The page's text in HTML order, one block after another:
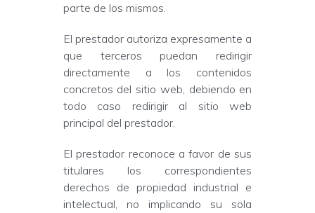
parte de los mismos.
El prestador autoriza expresamente a
que terceros puedan redirigir
directamente a los contenidos
concretos del sitio web, debiendo en
todo caso redirigir al sitio web
principal del prestador.
El prestador reconoce a favor de sus
titulares los correspondientes
derechos de propiedad industrial e
intelectual, no implicando su sola